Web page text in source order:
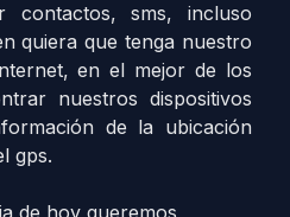
contactos, sms, incluso
quiera que tenga nuestro
en el mejor de los
nuestros dispositivos
de la ubicación
gps.